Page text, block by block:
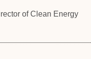
of Clean Energy